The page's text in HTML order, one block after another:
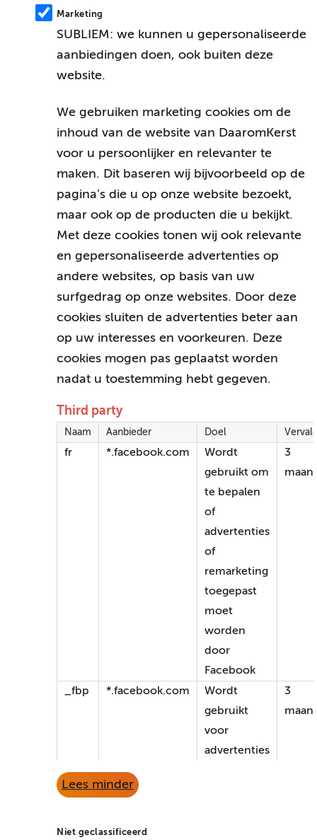
Marketing
SUBLIEM: we kunnen u gepersonaliseerde
aanbiedingen doen, ook buiten deze
website.
We gebruiken marketing cookies om de
inhoud van de website van DaaromKerst
voor u persoonlijker en relevanter te
maken. Dit baseren wij bijvoorbeeld op de
pagina’s die u op onze website bezoekt,
maar ook op de producten die u bekijkt.
Met deze cookies tonen wij ook relevante
en gepersonaliseerde advertenties op
andere websites, op basis van uw
surfgedrag op onze websites. Door deze
cookies sluiten de advertenties beter aan
op uw interesses en voorkeuren. Deze
cookies mogen pas geplaatst worden
nadat u toestemming hebt gegeven.
Third party
Naam Aanbieder Doel
fr *.facebook.com
Wordt
gebruikt om
te bepalen
of
advertenties
of
remarketing
toegepast
moet
worden
door
Facebook
3
_fbp *.facebook.com
Wordt
gebruikt
voor
advertenties
3
Lees minder
Niet geclassificeerd